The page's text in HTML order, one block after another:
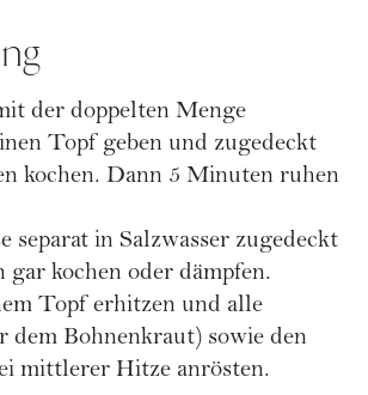
der doppelten Menge
Topf geben und zugedeckt
kochen. Dann 5 Minuten ruhen
separat in Salzwasser zugedeckt
kochen oder dämpfen.
Topf erhitzen und alle
dem Bohnenkraut) sowie den
mittlerer Hitze anrösten.